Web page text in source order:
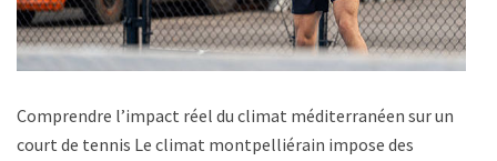
Comprendre l’impact réel du climat méditerranéen sur un
court de tennis Le climat montpelliérain impose des